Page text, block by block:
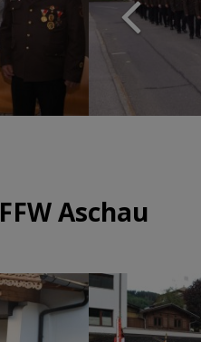
FFW Aschau